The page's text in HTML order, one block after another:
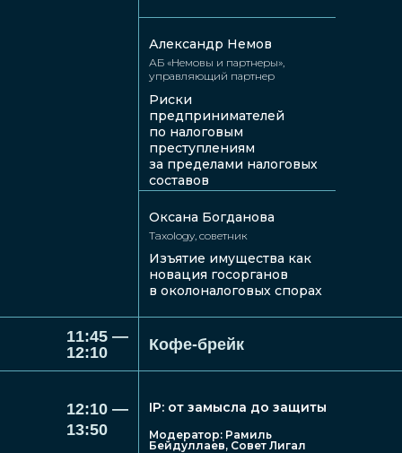
Александр
Анна
Казимир
практики частных
Константин
Новиков
Юридический центр
«НОВИКОВ»,
club
Елена
Кучерявая
SPLAT Global,
директор по правовым
АБ «Немовы и партнеры»,
управляющий партнер
Александр Немов
Риски
предпринимателей
по налоговым
преступлениям
за пределами налоговых
составов
Изъятие имущества как
новация госорганов
в околоналоговых спорах
Taxology, cоветник
Оксана Богданова
Кофе-брейк
11:45 —
12:10
IP: от замысла до защиты
Модератор: Рамиль
Бейдуллаев, Совет Лигал
12:10 —
13:50